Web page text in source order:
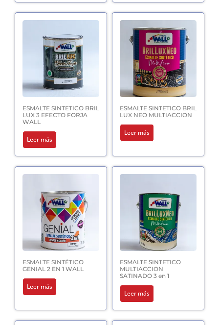
ESMALTE SINTETICO BRIL
LUX 3 EFECTO FORJA
WALL
Leer más
ESMALTE SINTETICO BRIL
LUX NEO MULTIACCION
Leer más
ESMALTE SINTÉTICO
GENIAL 2 EN 1 WALL
Leer más
ESMALTE SINTETICO
MULTIACCION
SATINADO 3 en 1
Leer más